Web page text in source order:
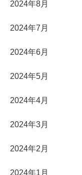
2024年8月
2024年7月
2024年6月
2024年5月
2024年4月
2024年3月
2024年2月
2024年1月